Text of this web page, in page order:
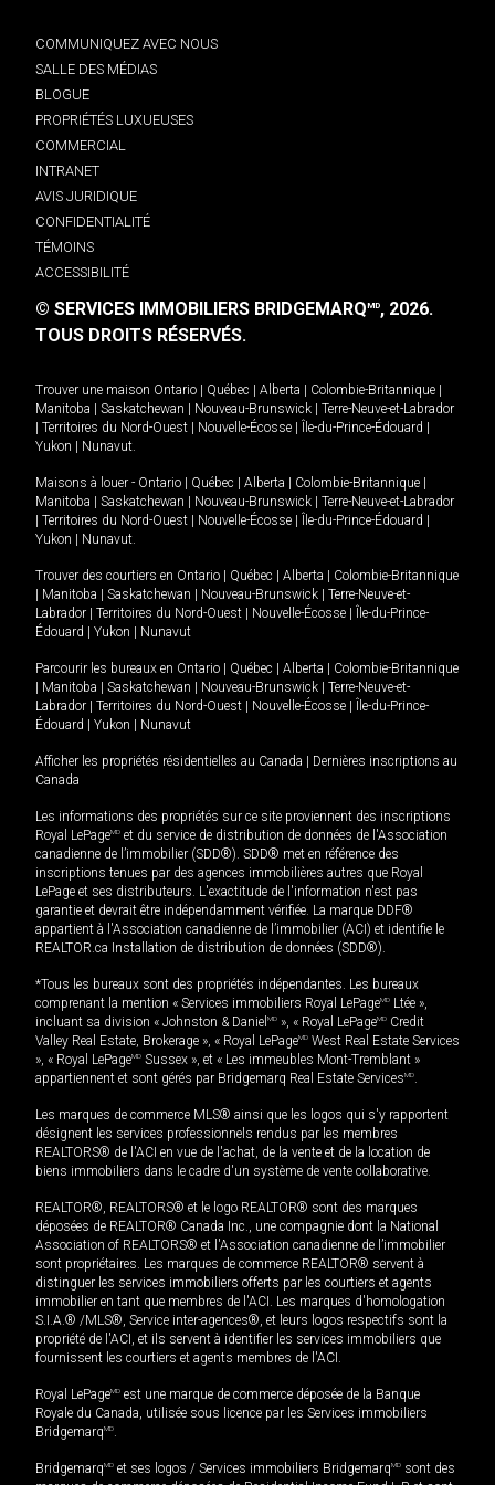
COMMUNIQUEZ AVEC NOUS
SALLE DES MÉDIAS
BLOGUE
PROPRIÉTÉS LUXUEUSES
COMMERCIAL
INTRANET
AVIS JURIDIQUE
CONFIDENTIALITÉ
TÉMOINS
ACCESSIBILITÉ
© SERVICES IMMOBILIERS BRIDGEMARQMD, 2026.
TOUS DROITS RÉSERVÉS.
Trouver une maison Ontario Québec Alberta Colombie-Britannique
Manitoba
Saskatchewan Nouveau-Brunswick
Terre-Neuve-et-Labrador
Territoires du Nord-Ouest Nouvelle-Écosse Île-du-Prince-Édouard
Yukon
Nunavut.
Maisons à louer - Ontario Québec Alberta Colombie-Britannique
Manitoba
Saskatchewan Nouveau-Brunswick
Terre-Neuve-et-Labrador
Territoires du Nord-Ouest Nouvelle-Écosse Île-du-Prince-Édouard
Yukon
Nunavut.
Trouver des courtiers en Ontario Québec Alberta
Colombie-Britannique
Manitoba Saskatchewan Nouveau-Brunswick
Terre-Neuve-et-
Labrador
Territoires du Nord-Ouest Nouvelle-Écosse
Île-du-Prince-
Édouard
Yukon Nunavut
Parcourir les bureaux en Ontario Québec Alberta
Colombie-Britannique
Manitoba Saskatchewan Nouveau-Brunswick
Terre-Neuve-et-
Labrador
Territoires du Nord-Ouest Nouvelle-Écosse
Île-du-Prince-
Édouard
Yukon Nunavut
Afficher les propriétés résidentielles au Canada
Dernières inscriptions au
Canada
Les informations des propriétés sur ce site proviennent des inscriptions
Royal LePageMD et du service de distribution de données de l'Association
canadienne de l’immobilier (SDD®). SDD® met en référence des
inscriptions tenues par des agences immobilières autres que Royal
LePage et ses distributeurs. L'exactitude de l'information n'est pas
garantie et devrait être indépendamment vérifiée. La marque DDF®
appartient à l'Association canadienne de l’immobilier (ACI) et identifie le
REALTOR.ca Installation de distribution de données (SDD®).
*Tous les bureaux sont des propriétés indépendantes. Les bureaux
comprenant la mention « Services immobiliers Royal LePageMD Ltée »,
incluant sa division « Johnston & Daniel MD », « Royal LePageMD Credit
Valley Real Estate, Brokerage », « Royal LePageMD West Real Estate Services
», « Royal LePageMD Sussex », et « Les immeubles Mont-Tremblant »
appartiennent et sont gérés par Bridgemarq Real Estate ServicesMD.
Les marques de commerce MLS® ainsi que les logos qui s'y rapportent
désignent les services professionnels rendus par les membres
REALTORS® de l'ACI en vue de l'achat, de la vente et de la location de
biens immobiliers dans le cadre d'un système de vente collaborative.
REALTOR®, REALTORS® et le logo REALTOR® sont des marques
déposées de REALTOR® Canada Inc., une compagnie dont la National
Association of REALTORS® et l'Association canadienne de l’immobilier
sont propriétaires. Les marques de commerce REALTOR® servent à
distinguer les services immobiliers offerts par les courtiers et agents
immobilier en tant que membres de l'ACI. Les marques d'homologation
S.I.A.® /MLS®, Service inter-agences®, et leurs logos respectifs sont la
propriété de l'ACI, et ils servent à identifier les services immobiliers que
fournissent les courtiers et agents membres de l'ACI.
Royal LePageMD est une marque de commerce déposée de la Banque
Royale du Canada, utilisée sous licence par les Services immobiliers
BridgemarqMD.
BridgemarqMD et ses logos / Services immobiliers BridgemarqMD sont des